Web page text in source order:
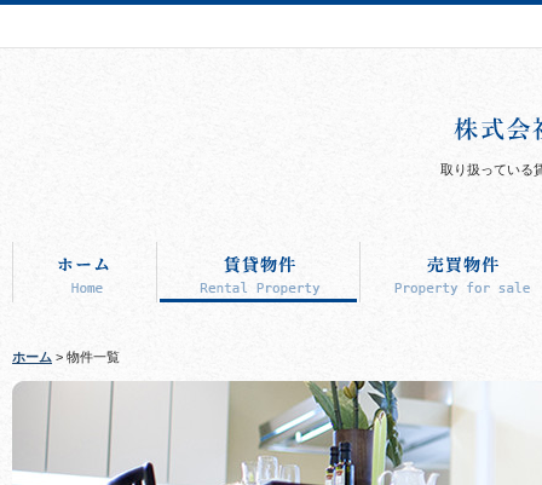
取り扱っている
ホーム > 物件一覧